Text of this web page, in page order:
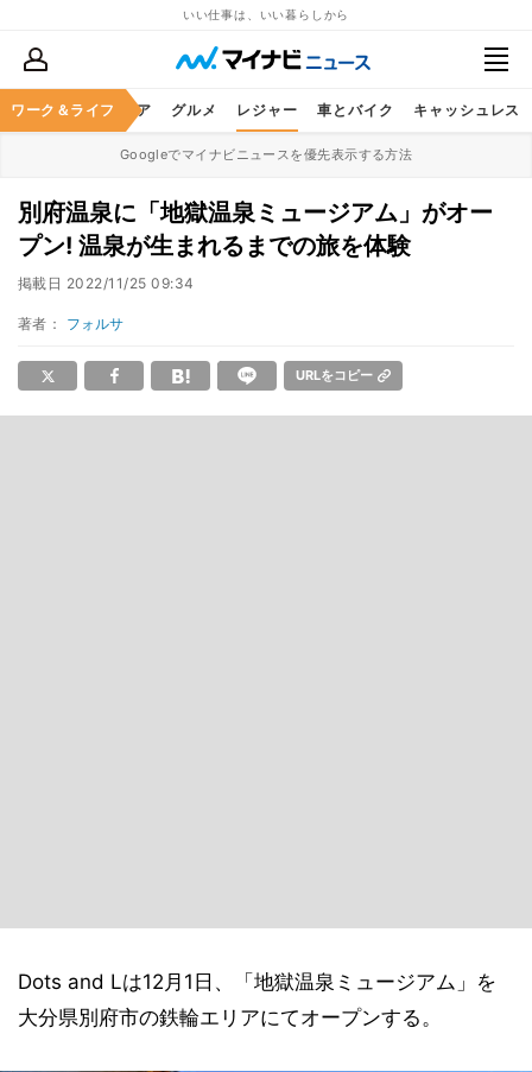
いい仕事は、いい暮らしから
ワーク＆ライフ
暮らし ヘルスケア グルメ レジャー 車とバイク キャッシュレス
Googleでマイナビニュースを優先表示する方法
別府温泉に「地獄温泉ミュージアム」がオー
プン! 温泉が生まれるまでの旅を体験
掲載日 2022/11/25 09:34
著者： フォルサ
URLをコピー
Dots and Lは12月1日、「地獄温泉ミュージアム」を
大分県別府市の鉄輪エリアにてオープンする。